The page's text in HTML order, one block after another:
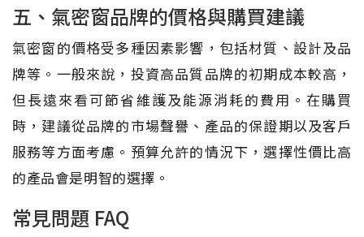
五、氣密窗品牌的價格與購買建議
氣密窗的價格受多種因素影響，包括材質、設計及品
牌等。一般來說，投資高品質品牌的初期成本較高，
但長遠來看可節省維護及能源消耗的費用。在購買
時，建議從品牌的市場聲譽、產品的保證期以及客戶
服務等方面考慮。預算允許的情況下，選擇性價比高
的產品會是明智的選擇。
常見問題 FAQ